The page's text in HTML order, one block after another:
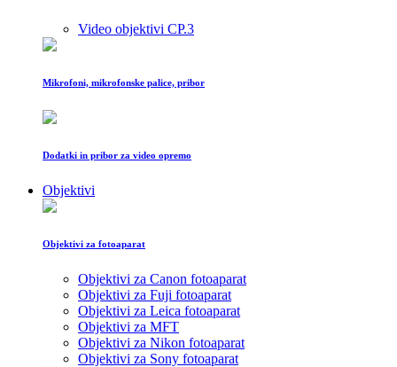
Video objektivi CP.3
Mikrofoni, mikrofonske palice, pribor
Dodatki in pribor za video opremo
Objektivi
Objektivi za fotoaparat
Objektivi za Canon fotoaparat
Objektivi za Fuji fotoaparat
Objektivi za Leica fotoaparat
Objektivi za MFT
Objektivi za Nikon fotoaparat
Objektivi za Sony fotoaparat